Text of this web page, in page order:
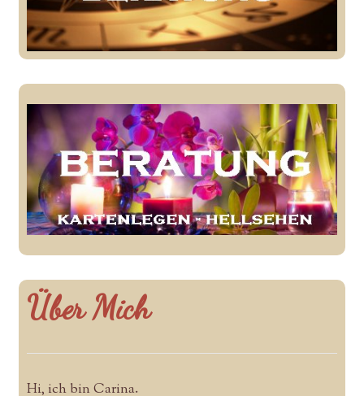
Über Mich
Hi, ich bin Carina.